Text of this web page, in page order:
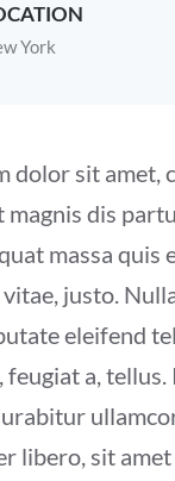
York
dolor sit amet,
magnis dis
massa quis
vitae, justo.
eleifend
feugiat a,
libero, sit